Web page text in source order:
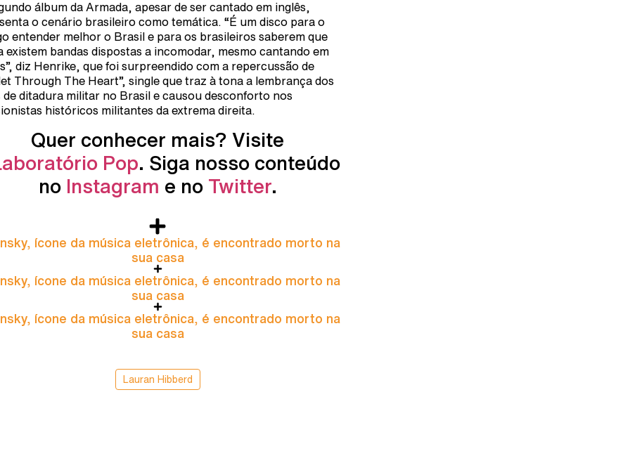
álbum da Armada, apesar de ser cantado em inglês,
o cenário brasileiro como temática. “É um disco para o
entender melhor o Brasil e para os brasileiros saberem que
existem bandas dispostas a incomodar, mesmo cantando em
diz Henrike, que foi surpreendido com a repercussão de
Through The Heart”, single que traz à tona a lembrança dos
de ditadura militar no Brasil e causou desconforto nos
históricos militantes da extrema direita.
Quer conhecer mais? Visite
Pop. Siga nosso conteúdo
no Instagram e no Twitter.
ícone da música eletrônica, é encontrado morto na
sua casa
ícone da música eletrônica, é encontrado morto na
sua casa
ícone da música eletrônica, é encontrado morto na
sua casa
Lauran Hibberd